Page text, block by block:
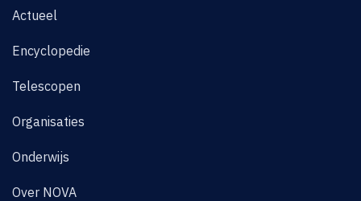
Actueel
Encyclopedie
Telescopen
Organisaties
Onderwijs
Over NOVA